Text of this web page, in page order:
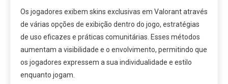
Os jogadores exibem skins exclusivas em Valorant através
de várias opções de exibição dentro do jogo, estratégias
de uso eficazes e práticas comunitárias. Esses métodos
aumentam a visibilidade e o envolvimento, permitindo que
os jogadores expressem a sua individualidade e estilo
enquanto jogam.